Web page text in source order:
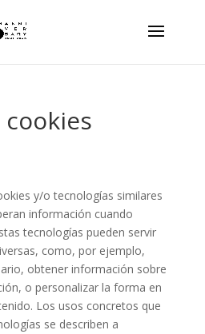
y/o tecnologías similares
información cuando
tecnologías pueden servir
como, por ejemplo,
obtener información sobre
o personalizar la forma en
Los usos concretos que
se describen a